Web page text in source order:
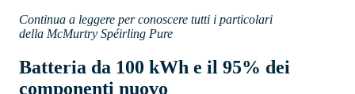
Continua a leggere per conoscere tutti i particolari
della McMurtry Spéirling Pure
Batteria da 100 kWh e il 95% dei
componenti nuovo